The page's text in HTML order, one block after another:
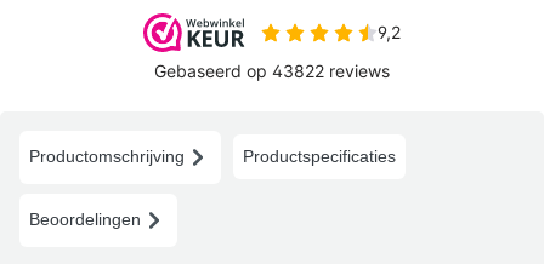
Productomschrijving Productspecificaties
Beoordelingen